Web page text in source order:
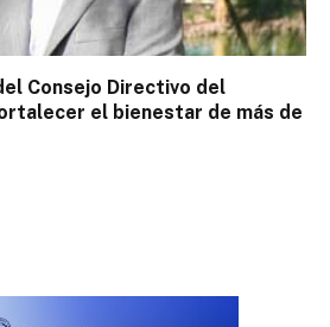
Consejo Directivo del
el bienestar de más de